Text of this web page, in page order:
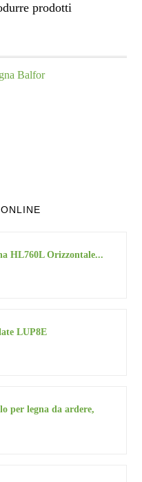
prodotti
Balfor
HL760L Orizzontale...
LUP8E
per legna da ardere,